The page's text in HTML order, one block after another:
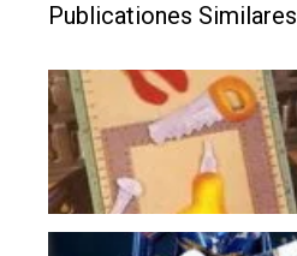
Publicationes Similares